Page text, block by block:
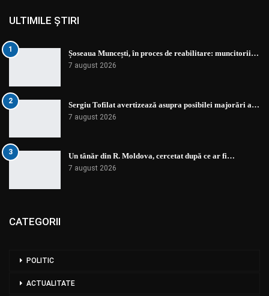
ULTIMILE ȘTIRI
1 Șoseaua Muncești, în proces de reabilitare: muncitorii…
7 august 2026
2 Sergiu Tofilat avertizează asupra posibilei majorări a…
7 august 2026
3 Un tânăr din R. Moldova, cercetat după ce ar fi…
7 august 2026
CATEGORII
POLITIC
ACTUALITATE